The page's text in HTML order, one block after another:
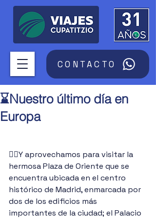
CONTACTO
⌛Nuestro último día en
Europa
🚶‍♀️Y aprovechamos para visitar la
hermosa Plaza de Oriente que se
encuentra ubicada en el centro
histórico de Madrid, enmarcada por
dos de los edificios más
importantes de la ciudad; el Palacio